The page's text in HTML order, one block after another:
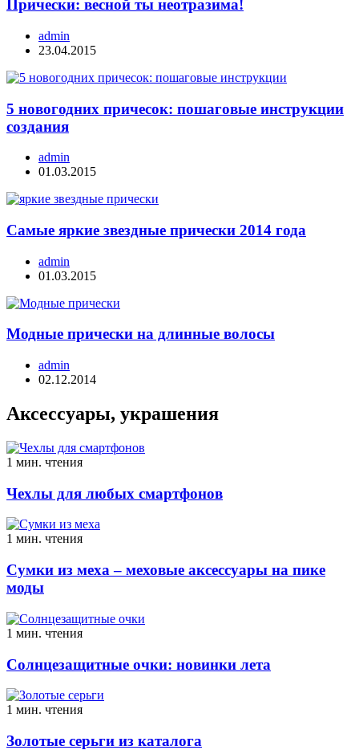
Прически: весной ты неотразима!
admin
23.04.2015
5 новогодних причесок: пошаговые инструкции
создания
admin
01.03.2015
Самые яркие звездные прически 2014 года
admin
01.03.2015
Модные прически на длинные волосы
admin
02.12.2014
Аксессуары, украшения
1 мин. чтения
Чехлы для любых смартфонов
1 мин. чтения
Сумки из меха – меховые аксессуары на пике
моды
1 мин. чтения
Солнцезащитные очки: новинки лета
1 мин. чтения
Золотые серьги из каталога